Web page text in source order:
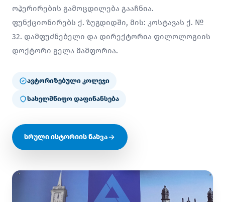
ოპერირების გამოცდილება გააჩნია.
ფუნქციონირებს ქ. ზუგდიდში, მის: კოსტავას ქ. №
32. დამფუძნებელი და დირექტორია ფილოლოგიის
დოქტორი გელა მამფორია.
ავტორიზებული კოლეჯი
სახელმწიფო დაფინანსება
სრული ისტორიის ნახვა